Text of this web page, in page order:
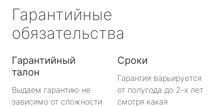
Гарантийные
обязательства
Гарантийный
талон
Выдаем гарантию не
зависимо от сложности
Сроки
Гарантия варьируется
от полугода до 2-х лет
смотря какая